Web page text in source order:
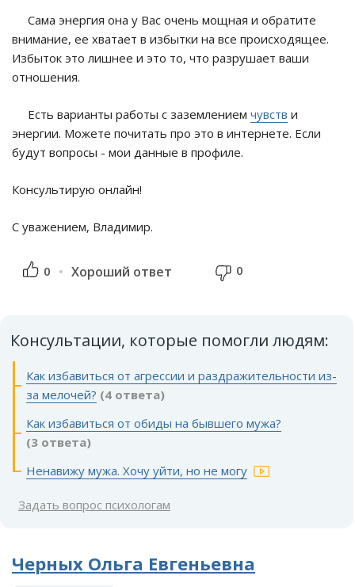
Сама энергия она у Вас очень мощная и обратите
внимание, ее хватает в избытки на все происходящее.
Избыток это лишнее и это то, что разрушает ваши
отношения.
Есть варианты работы с заземлением чувств и
энергии. Можете почитать про это в интернете. Если
будут вопросы - мои данные в профиле.
Консультирую онлайн!
С уважением, Владимир.
0 Хороший ответ 0
Консультации, которые помогли людям:
Как избавиться от агрессии и раздражительности из-
за мелочей? (4 ответа)
Как избавиться от обиды на бывшего мужа?
(3 ответа)
Ненавижу мужа. Хочу уйти, но не могу
Задать вопрос психологам
Черных Ольга Евгеньевна